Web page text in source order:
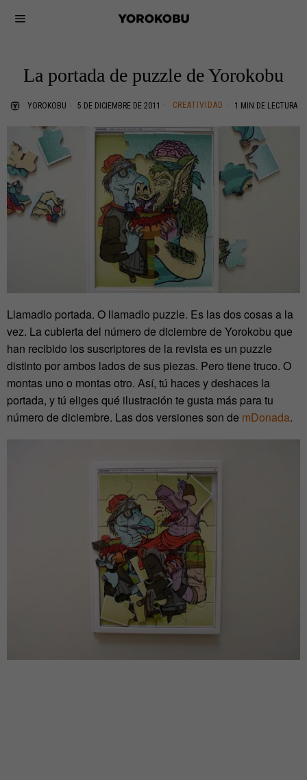
La portada de puzzle de Yorokobu
YOROKOBU 5 DE DICIEMBRE DE 2011 CREATIVIDAD 1 MIN DE LECTURA
Llamadlo portada. O llamadlo puzzle. Es las dos cosas a la
vez. La cubierta del número de diciembre de Yorokobu que
han recibido los suscriptores de la revista es un puzzle
distinto por ambos lados de sus piezas. Pero tiene truco. O
montas uno o montas otro. Así, tú haces y deshaces la
portada, y tú eliges qué ilustración te gusta más para tu
número de diciembre. Las dos versiones son de mDonada.